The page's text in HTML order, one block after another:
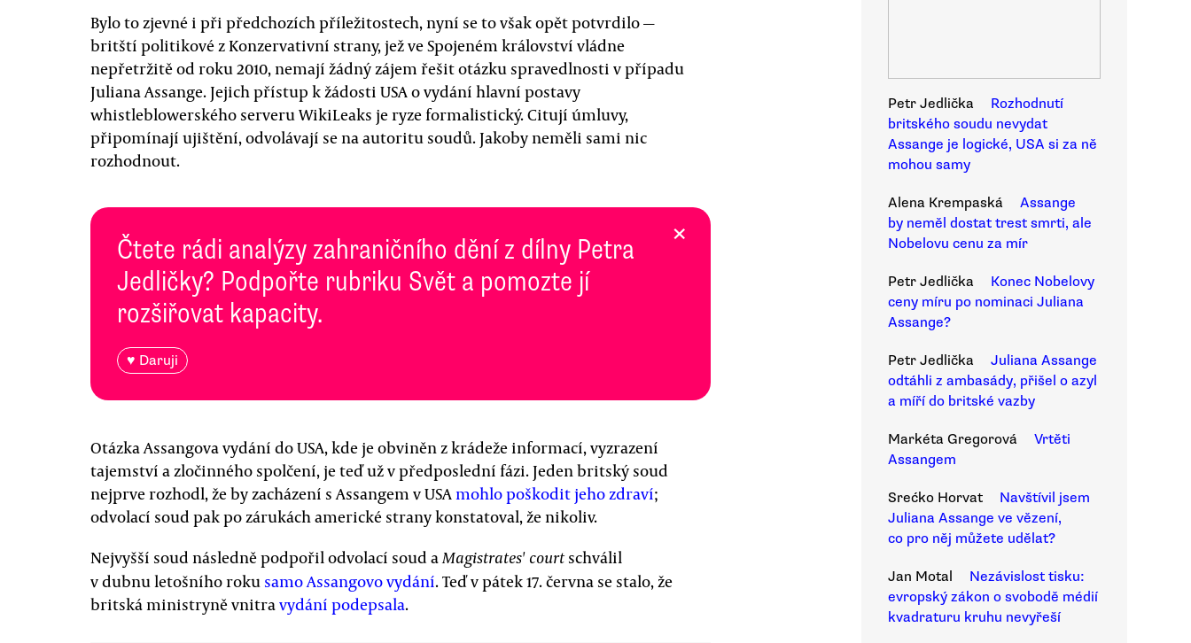
Bylo to zjevné i při předchozích příležitostech, nyní se to však opět potvrdilo —
britští politikové z Konzervativní strany, jež ve Spojeném království vládne
nepřetržitě od roku 2010, nemají žádný zájem řešit otázku spravedlnosti v případu
Juliana Assange. Jejich přístup k žádosti USA o vydání hlavní postavy
whistleblowerského serveru WikiLeaks je ryze formalistický. Citují úmluvy,
připomínají ujištění, odvolávají se na autoritu soudů. Jakoby neměli sami nic
rozhodnout.
Čtete rádi analýzy zahraničního dění z dílny Petra
Jedličky? Podpořte rubriku Svět a pomozte jí
rozšiřovat kapacity.
♥ Daruji
×
Otázka Assangova vydání do USA, kde je obviněn z krádeže informací, vyzrazení
tajemství a zločinného spolčení, je teď už v předposlední fázi. Jeden britský soud
nejprve rozhodl, že by zacházení s Assangem v USAmohlo poškodit jeho zdraví;
odvolací soud pak po zárukách americké strany konstatoval, že nikoliv.
Nejvyšší soud následně podpořil odvolací soud aMagistrates' courtschválil
v dubnu letošního roku samo Assangovo vydání. Teď v pátek 17. června se stalo, že
britská ministryně vnitravydání podepsala.
Petr Jedlička
Rozhodnutí
britského soudu nevydat
Assange je logické, USA si za ně
mohou samy
Alena Krempaská
Assange
by neměl dostat trest smrti, ale
Nobelovu cenu za mír
Petr Jedlička
Konec Nobelovy
ceny míru po nominaci Juliana
Assange?
Petr Jedlička
Juliana Assange
odtáhli z ambasády, přišel o azyl
a míří do britské vazby
Markéta Gregorová
Vrtěti
Assangem
Srećko Horvat
Navštívil jsem
Juliana Assange ve vězení,
co pro něj můžete udělat?
Jan Motal
Nezávislost tisku:
evropský zákon o svobodě médií
kvadraturu kruhu nevyřeší